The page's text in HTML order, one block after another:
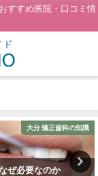
すすめ医院・口コミ情
大分 矯正歯科の知識
ぜ必要なのか